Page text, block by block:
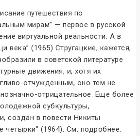
путешествия по
мирам” — первое в русской
виртуальной реальности. А в
века” (1965) Стругацкие, кажется,
в советской литературе
движения, и, хотя их
отчужденным, оно тем не
отрицательное. Еще более
субкультуры,
создан в повести Никиты
четырки” (1964). См. подробнее: